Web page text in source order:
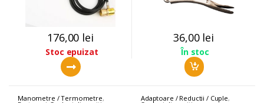
176,00 lei
Stoc epuizat
36,00 lei
În stoc
Manometre / Termometre, Adaptoare / Reductii / Cuple,